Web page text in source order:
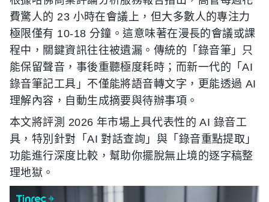
費驚人的 23 小時在會議上，但大多數人的專注力
極限僅有 10-18 分鐘。這意味著在漫長的會議或課
程中，關鍵資訊往往被遺漏。傳統的「錄音筆」只
能保留聲音，事後重聽極度耗時；而新一代的「AI
錄音筆記工具」不僅能將語音轉文字，更能透過 AI
理解內容，自動生成摘要與待辦事項。
本文將評測 2026 年市場上具代表性的 AI 錄音工
具，特別針對「AI 對話查詢」與「錄音重點提取」
功能進行深度比較，幫助你擺脫無止境的逐字稿整
理地獄。